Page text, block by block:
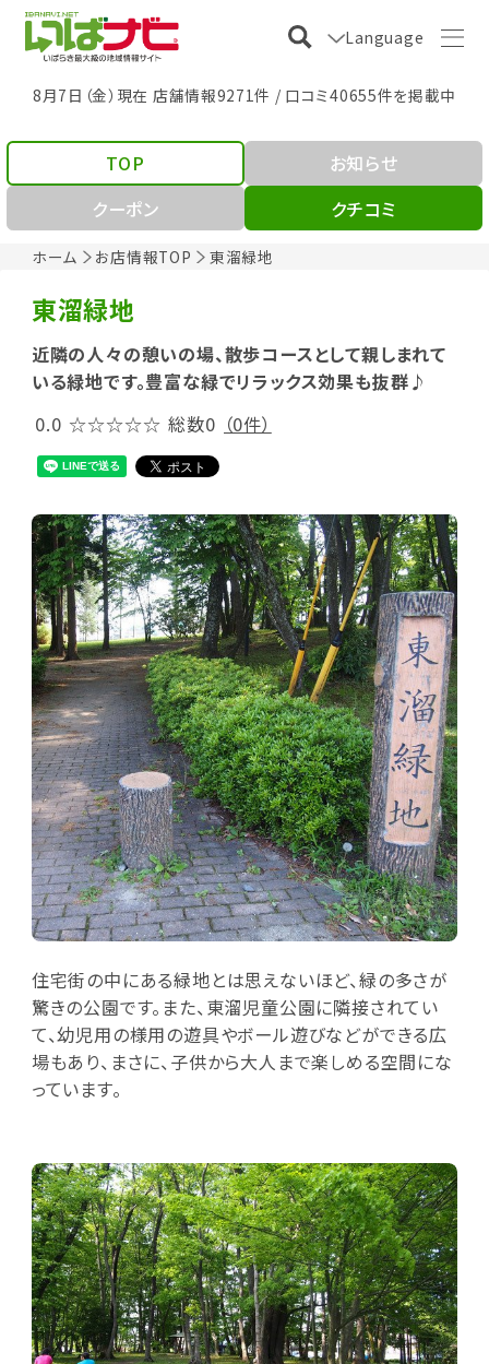
Language
8月7日（金）現在 店舗情報9271件 / 口コミ40655件を掲載中
ホーム お店情報TOP 東溜緑地
TOP
お知らせ
クーポン
クチコミ
東溜緑地
近隣の人々の憩いの場、散歩コースとして親しまれて
いる緑地です。豊富な緑でリラックス効果も抜群♪
0.0 ☆☆☆☆☆ 総数0 （0件）
住宅街の中にある緑地とは思えないほど、緑の多さが
驚きの公園です。また、東溜児童公園に隣接されてい
て、幼児用の様用の遊具やボール遊びなどができる広
場もあり、まさに、子供から大人まで楽しめる空間にな
っています。